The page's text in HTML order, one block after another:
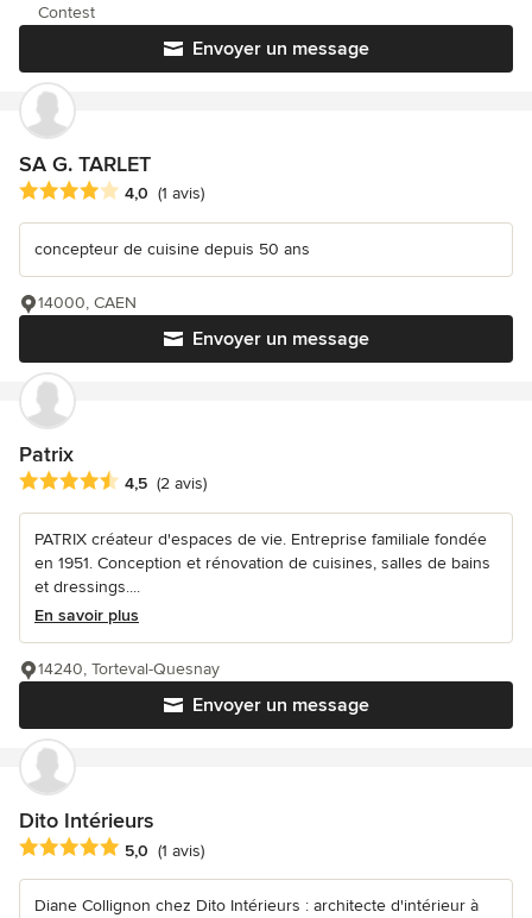
Envoyer un message
Contest
SA G. TARLET
Note moyenne : 4 étoiles sur 5
4,0 (1 avis)
concepteur de cuisine depuis 50 ans
Envoyer un message
14000, CAEN
Patrix
Note moyenne : 4.5 étoiles sur 5
4,5 (2 avis)
PATRIX créateur d'espaces de vie. Entreprise familiale fondée
en 1951. Conception et rénovation de cuisines, salles de bains
et dressings....
En savoir plus
Envoyer un message
14240, Torteval-Quesnay
Dito Intérieurs
Note moyenne : 5 étoiles sur 5
5,0 (1 avis)
Diane Collignon chez Dito Intérieurs : architecte d'intérieur à